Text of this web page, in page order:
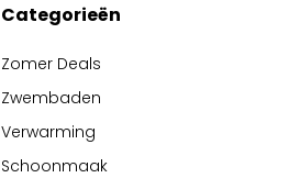
Categorieën
Zomer Deals
Zwembaden
Verwarming
Schoonmaak